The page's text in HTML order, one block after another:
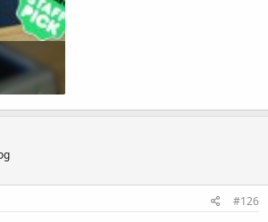
#126